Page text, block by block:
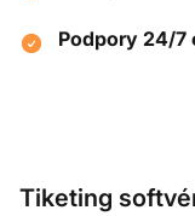
Podpory 24/7
Tiketing